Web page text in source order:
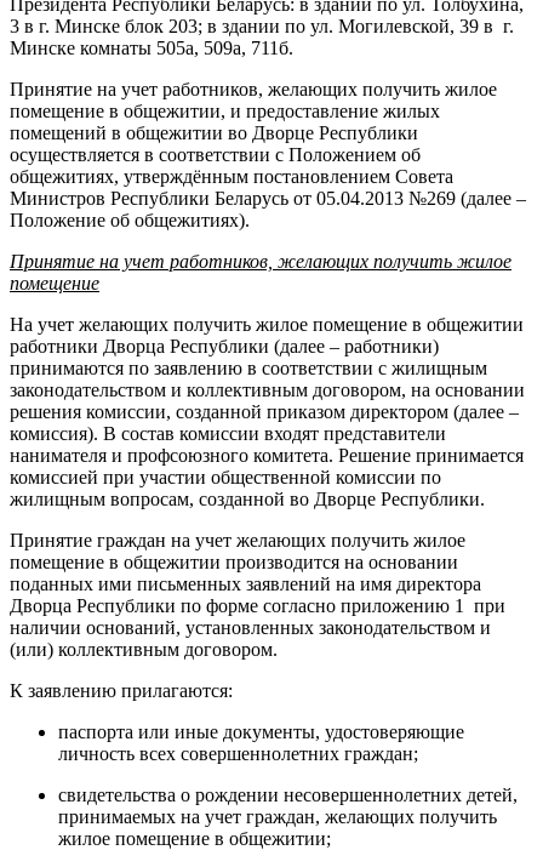
3 в г. Минске блок 203; в здании по ул. Могилевской, 39 в г.
Минске комнаты 505а, 509а, 711б.
Принятие на учет работников, желающих получить жилое
помещение в общежитии, и предоставление жилых
помещений в общежитии во Дворце Республики
осуществляется в соответствии с Положением об
общежитиях, утверждённым постановлением Совета
Министров Республики Беларусь от 05.04.2013 №269 (далее –
Положение об общежитиях).
Принятие на учет работников, желающих получить жилое
помещение
На учет желающих получить жилое помещение в общежитии
работники Дворца Республики (далее – работники)
принимаются по заявлению в соответствии с жилищным
законодательством и коллективным договором, на основании
решения комиссии, созданной приказом директором (далее –
комиссия). В состав комиссии входят представители
нанимателя и профсоюзного комитета. Решение принимается
комиссией при участии общественной комиссии по
жилищным вопросам, созданной во Дворце Республики.
Принятие граждан на учет желающих получить жилое
помещение в общежитии производится на основании
поданных ими письменных заявлений на имя директора
Дворца Республики по форме согласно приложению 1 при
наличии оснований, установленных законодательством и
(или) коллективным договором.
К заявлению прилагаются:
паспорта или иные документы, удостоверяющие
личность всех совершеннолетних граждан;
свидетельства о рождении несовершеннолетних детей,
принимаемых на учет граждан, желающих получить
жилое помещение в общежитии;